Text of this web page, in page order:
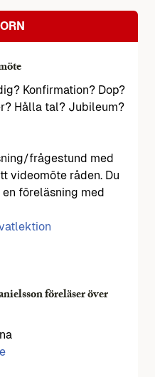
Konfirmation? Dop?
Hålla tal? Jubileum?
frågestund med
videomöte råden. Du
föreläsning med
föreläser över